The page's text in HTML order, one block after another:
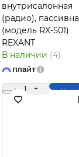
внутрисалонная
(радио),
(модель RX-501)
REXANT
В наличии (4)
- 1 +